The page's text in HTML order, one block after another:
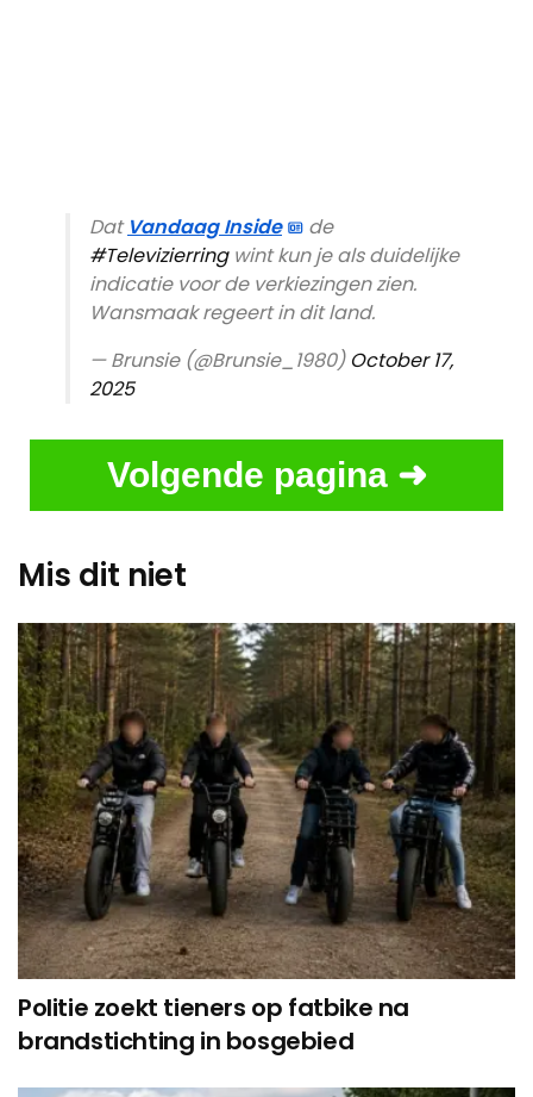
Dat Vandaag Inside
de
#Televizierringwint kun je als duidelijke
indicatie voor de verkiezingen zien.
Wansmaak regeert in dit land.
— Brunsie (@Brunsie_1980) October 17,
2025
Volgende pagina ➜
Mis dit niet
Politie zoekt tieners op fatbike na
brandstichting in bosgebied